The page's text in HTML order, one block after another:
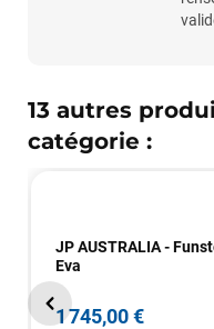
13 autres
catégorie :
JP AUSTRALIA -
Eva
1 745,00 €